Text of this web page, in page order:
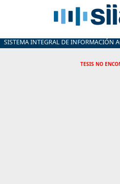
SISTEMA INTEGRAL DE INFORMACIÓN
TESIS NO